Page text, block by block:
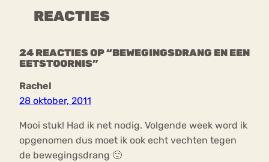
REACTIES
24 REACTIES OP “BEWEGINGSDRANG EN EEN
EETSTOORNIS”
Rachel
28 oktober, 2011
Mooi stuk! Had ik net nodig. Volgende week word ik
opgenomen dus moet ik ook echt vechten tegen
de bewegingsdrang 🙁